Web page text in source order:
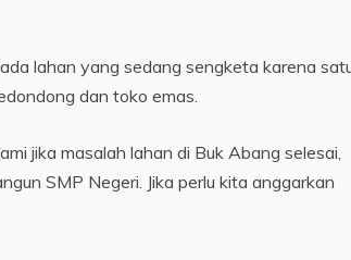
lahan yang sedang sengketa karena
dan toko emas.
jika masalah lahan di Buk Abang selesai,
SMP Negeri. Jika perlu kita anggarkan